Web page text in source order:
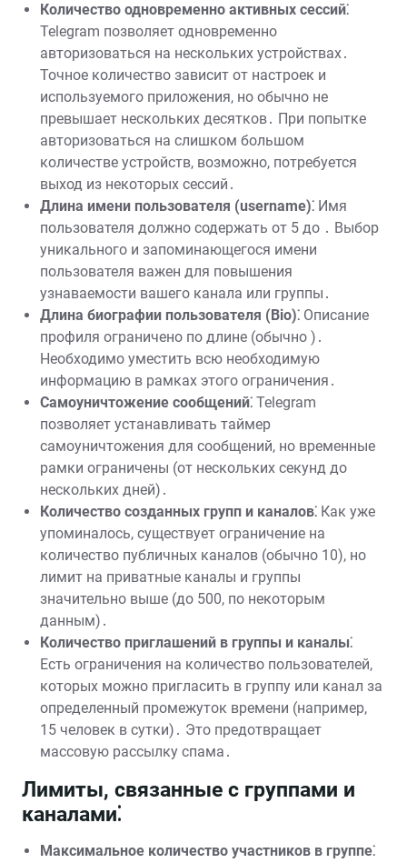
Количество одновременно активных сессий⁚
Telegram позволяет одновременно
авторизоваться на нескольких устройствах․
Точное количество зависит от настроек и
используемого приложения, но обычно не
превышает нескольких десятков․ При попытке
авторизоваться на слишком большом
количестве устройств, возможно, потребуется
выход из некоторых сессий․
Длина имени пользователя (username)⁚ Имя
пользователя должно содержать от 5 до ․ Выбор
уникального и запоминающегося имени
пользователя важен для повышения
узнаваемости вашего канала или группы․
Длина биографии пользователя (Bio)⁚ Описание
профиля ограничено по длине (обычно )․
Необходимо уместить всю необходимую
информацию в рамках этого ограничения․
Самоуничтожение сообщений⁚ Telegram
позволяет устанавливать таймер
самоуничтожения для сообщений, но временные
рамки ограничены (от нескольких секунд до
нескольких дней)․
Количество созданных групп и каналов⁚ Как уже
упоминалось, существует ограничение на
количество публичных каналов (обычно 10), но
лимит на приватные каналы и группы
значительно выше (до 500, по некоторым
данным)․
Количество приглашений в группы и каналы⁚
Есть ограничения на количество пользователей,
которых можно пригласить в группу или канал за
определенный промежуток времени (например,
15 человек в сутки)․ Это предотвращает
массовую рассылку спама․
Лимиты, связанные с группами и
каналами⁚
Максимальное количество участников в группе⁚